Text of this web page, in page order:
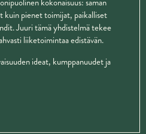
kokonaisuus: saman
kuin pienet toimijat, paikalliset
Juuri tämä yhdistelmä tekee
liiketoimintaa edistävän.
ideat, kumppanuudet ja